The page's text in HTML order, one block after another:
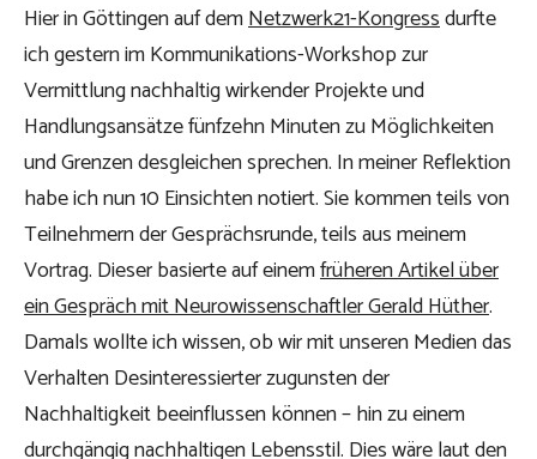
Hier in Göttingen auf demNetzwerk21-Kongressdurfte
ich gestern im Kommunikations-Workshop zur
Vermittlung nachhaltig wirkender Projekte und
Handlungsansätze fünfzehn Minuten zu Möglichkeiten
und Grenzen desgleichen sprechen. In meiner Reflektion
habe ich nun 10 Einsichten notiert. Sie kommen teils von
Teilnehmern der Gesprächsrunde, teils aus meinem
Vortrag. Dieser basierte auf einemfrüheren Artikel über
ein Gespräch mit Neurowissenschaftler Gerald Hüther.
Damals wollte ich wissen, ob wir mit unseren Medien das
Verhalten Desinteressierter zugunsten der
Nachhaltigkeit beeinflussen können – hin zu einem
durchgängig nachhaltigen Lebensstil. Dies wäre laut den